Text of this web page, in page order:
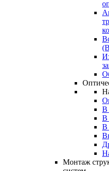
В
В
В
Монтаж